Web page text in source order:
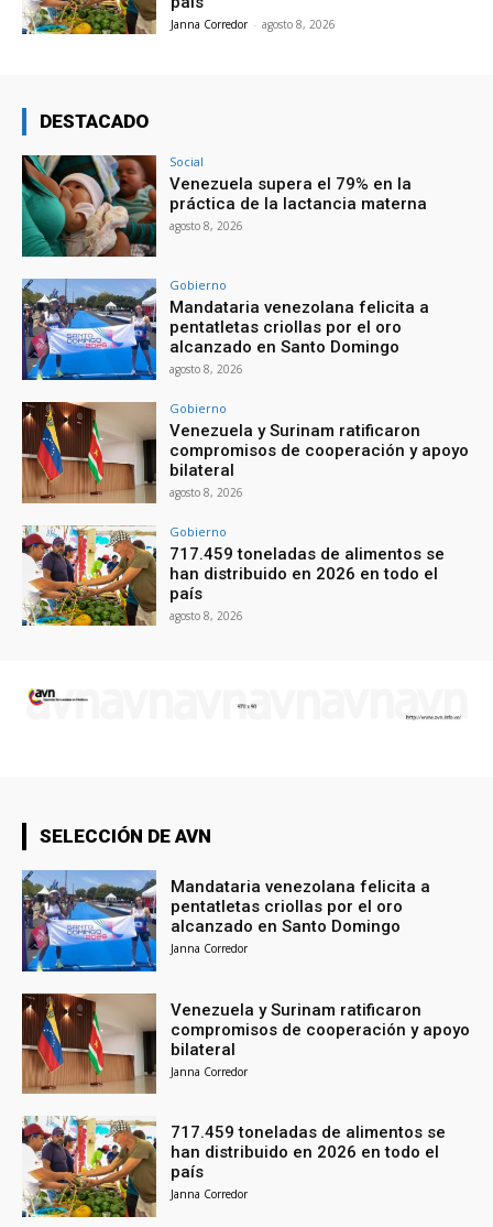
Janna Corredor - agosto 8, 2026
DESTACADO
Social
Venezuela supera el 79% en la
práctica de la lactancia materna
agosto 8, 2026
Gobierno
Mandataria venezolana felicita a
pentatletas criollas por el oro
alcanzado en Santo Domingo
agosto 8, 2026
Gobierno
Venezuela y Surinam ratificaron
compromisos de cooperación y apoyo
bilateral
agosto 8, 2026
Gobierno
717.459 toneladas de alimentos se
han distribuido en 2026 en todo el
país
agosto 8, 2026
SELECCIÓN DE AVN
Mandataria venezolana felicita a
pentatletas criollas por el oro
alcanzado en Santo Domingo
Janna Corredor
Venezuela y Surinam ratificaron
compromisos de cooperación y apoyo
bilateral
Janna Corredor
717.459 toneladas de alimentos se
han distribuido en 2026 en todo el
país
Janna Corredor